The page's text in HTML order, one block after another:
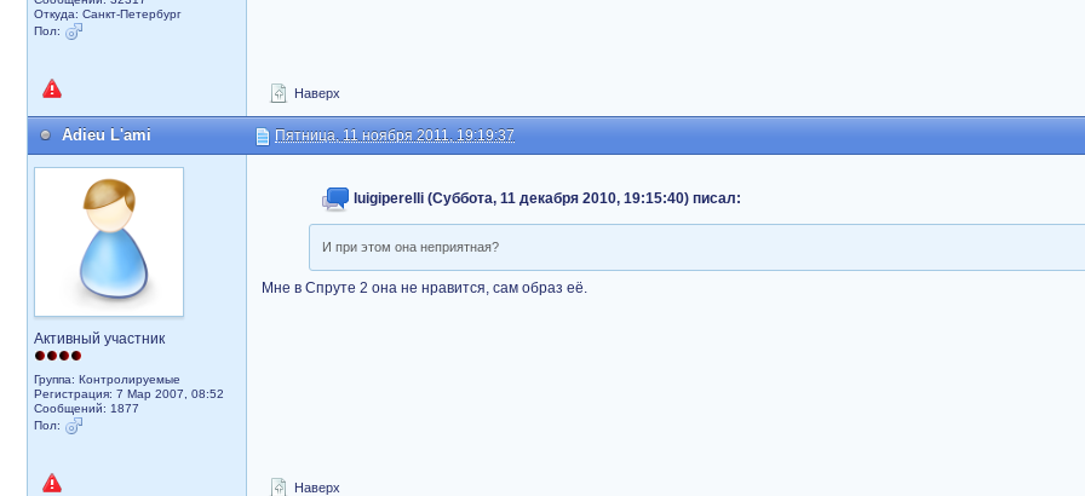
Откуда: Санкт-Петербург
Пол:
Наверх
Adieu L'ami Пятница, 11 ноября 2011, 19:19:37
Активный участник
Группа: Контролируемые
Регистрация: 7 Мар 2007, 08:52
Сообщений: 1877
Пол:
luigiperelli (Суббота, 11 декабря 2010, 19:15:40) писал:
И при этом она неприятная?
Мне в Спруте 2 она не нравится, сам образ её.
Наверх